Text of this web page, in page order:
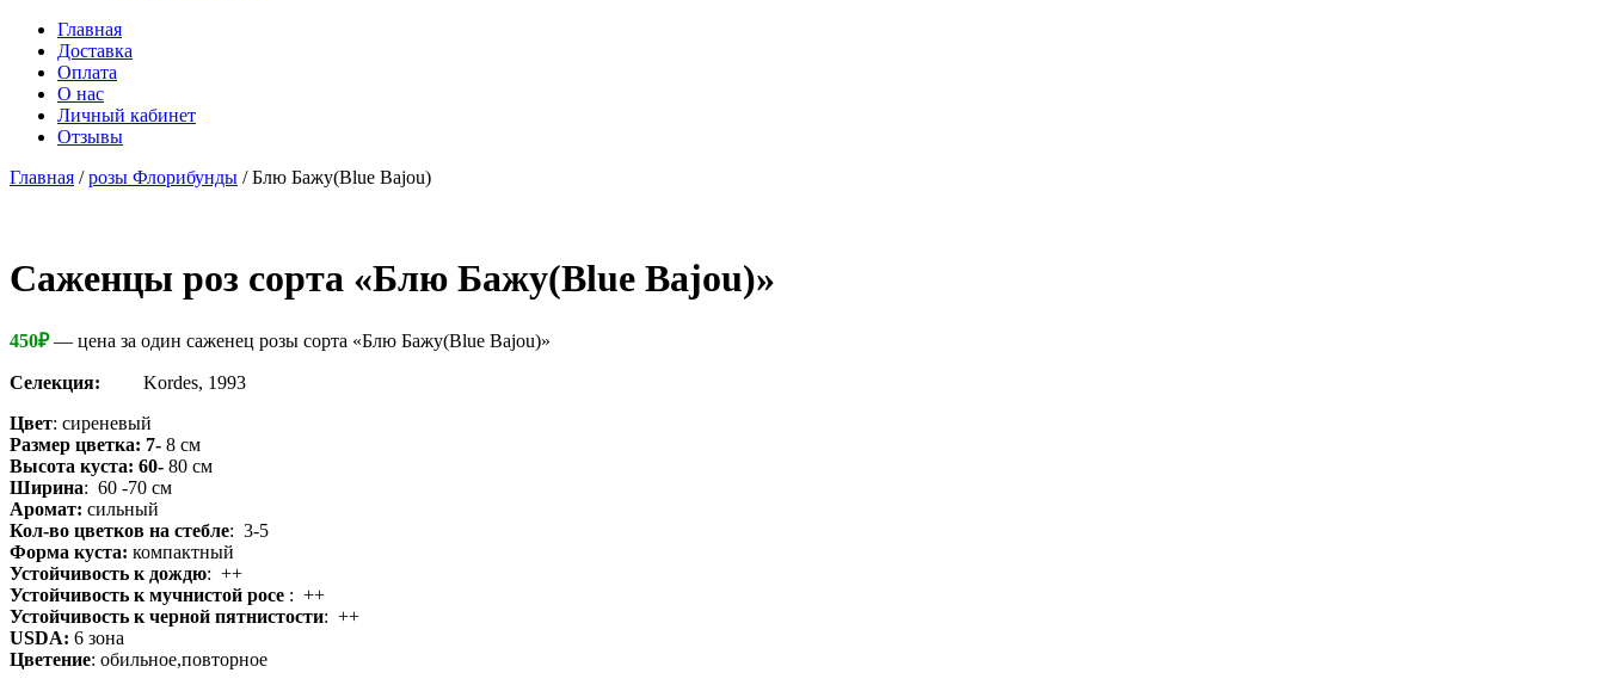
Главная
Доставка
Оплата
О нас
Личный кабинет
Отзывы
Главная /розы Флорибунды / Блю Бажу(Blue Bajou)
Cаженцы роз сорта «Блю Бажу(Blue Bajou)»
450₽— цена за один саженец розы сорта «Блю Бажу(Blue Bajou)»
Селекция: Kordes, 1993
Цвет: сиреневый
Размер цветка: 7- 8 см
Высота куста: 60- 80 см
Ширина: 60 -70 см
Аромат: сильный
Кол-во цветков на стебле: 3-5
Форма куста: компактный
Устойчивость к дождю: ++
Устойчивость к мучнистой росе : ++
Устойчивость к черной пятнистости: ++
USDA: 6 зона
Цветение: обильное,повторное